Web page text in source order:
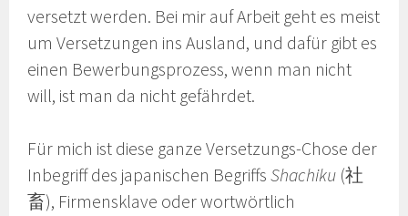
versetzt werden. Bei mir auf Arbeit geht es meist
um Versetzungen ins Ausland, und dafür gibt es
einen Bewerbungsprozess, wenn man nicht
will, ist man da nicht gefährdet.
Für mich ist diese ganze Versetzungs-Chose der
Inbegriff des japanischen BegriffsShachiku (社
畜), Firmensklave oder wortwörtlich